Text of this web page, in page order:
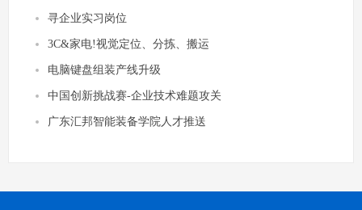
寻企业实习岗位
3C&家电!视觉定位、分拣、搬运
电脑键盘​‬‬组装产线升级
中国创新挑战赛-企业技术难题攻关
广东汇邦智能装备学院人才推送